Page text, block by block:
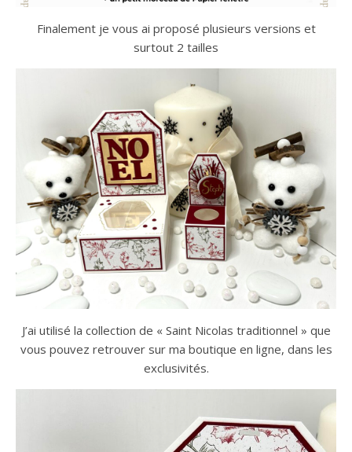
Finalement je vous ai proposé plusieurs versions et
surtout 2 tailles
J’ai utilisé la collection de « Saint Nicolas traditionnel » que
vous pouvez retrouver sur ma boutique en ligne, dans les
exclusivités.